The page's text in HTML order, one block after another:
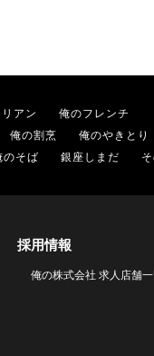
アン
俺のフレンチ
俺の割烹
俺のやきとり
のそば 銀座しまだ
採用情報
俺の株式会社 求人店舗